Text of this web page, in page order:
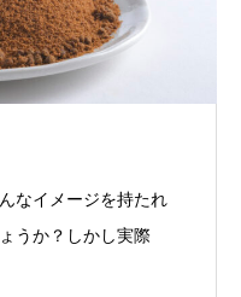
なイメージを持たれ
うか？しかし実際